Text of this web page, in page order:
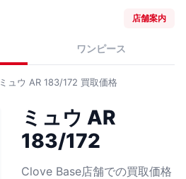
店舗案内
ワンピース
ミュウ AR 183/172 買取価格
ミュウ AR
183/172
Clove Base店舗での買取価格